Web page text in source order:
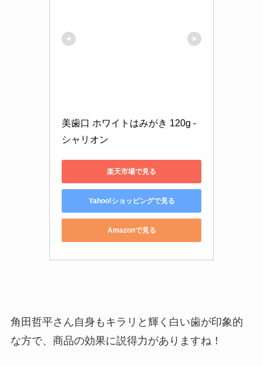
美歯口 ホワイトはみがき 120g -
シャリオン
楽天市場で見る
Yahoo!ショッピングで見る
Amazonで見る
角田哲平さん自身もキラリと輝く白い歯が印象的
な方で、商品の効果に説得力がありますね！